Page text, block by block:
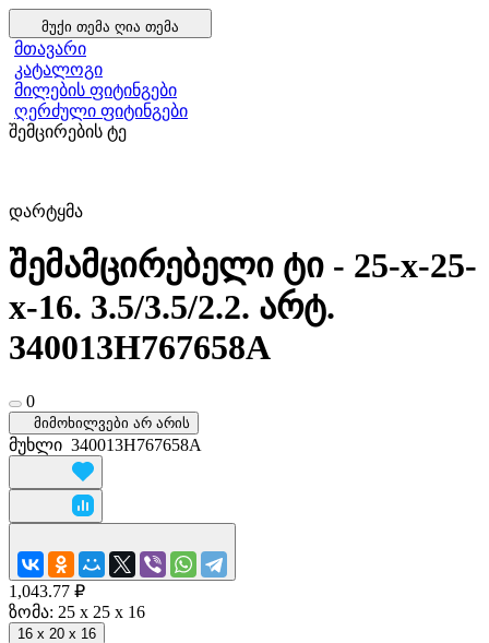
მუქი თემა ღია თემა
მთავარი
კატალოგი
მილების ფიტინგები
ღერძული ფიტინგები
შემცირების ტე
დარტყმა
შემამცირებელი ტი - 25-x-25-
x-16. 3.5/3.5/2.2. არტ.
340013H767658A
0
მიმოხილვები არ არის
მუხლი 340013H767658A
1,043.77 ₽
ზომა: 25 x 25 x 16
16 x 20 x 16